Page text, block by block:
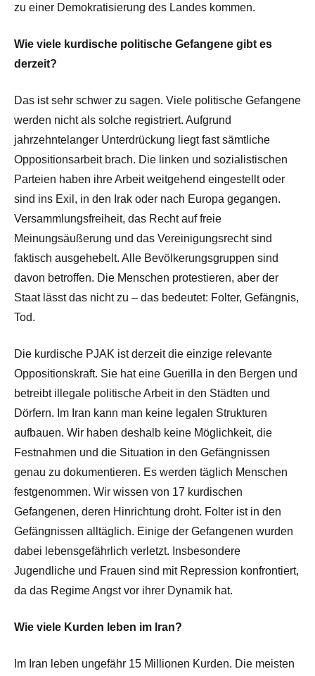
zu einer Demokratisierung des Landes kommen.
Wie viele kurdische politische Gefangene gibt es
derzeit?
Das ist sehr schwer zu sagen. Viele politische Gefangene
werden nicht als solche registriert. Aufgrund
jahrzehntelanger Unterdrückung liegt fast sämtliche
Oppositionsarbeit brach. Die linken und sozialistischen
Parteien haben ihre Arbeit weitgehend eingestellt oder
sind ins Exil, in den Irak oder nach Europa gegangen.
Versammlungsfreiheit, das Recht auf freie
Meinungsäußerung und das Vereinigungsrecht sind
faktisch ausgehebelt. Alle Bevölkerungsgruppen sind
davon betroffen. Die Menschen protestieren, aber der
Staat lässt das nicht zu – das bedeutet: Folter, Gefängnis,
Tod.
Die kurdische PJAK ist derzeit die einzige relevante
Oppositionskraft. Sie hat eine Guerilla in den Bergen und
betreibt illegale politische Arbeit in den Städten und
Dörfern. Im Iran kann man keine legalen Strukturen
aufbauen. Wir haben deshalb keine Möglichkeit, die
Festnahmen und die Situation in den Gefängnissen
genau zu dokumentieren. Es werden täglich Menschen
festgenommen. Wir wissen von 17 kurdischen
Gefangenen, deren Hinrichtung droht. Folter ist in den
Gefängnissen alltäglich. Einige der Gefangenen wurden
dabei lebensgefährlich verletzt. Insbesondere
Jugendliche und Frauen sind mit Repression konfrontiert,
da das Regime Angst vor ihrer Dynamik hat.
Wie viele Kurden leben im Iran?
Im Iran leben ungefähr 15 Millionen Kurden. Die meisten